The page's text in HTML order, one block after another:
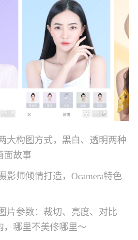
大构图方式，黑白、透明两种
面故事
影师倾情打造，Ocamera特色
片参数：裁切、亮度、对比
，哪里不美修哪里～